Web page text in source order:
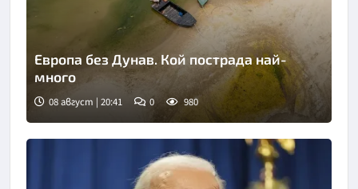
Европа без Дунав. Кой пострада най-
много
08 август | 20:41 0 980